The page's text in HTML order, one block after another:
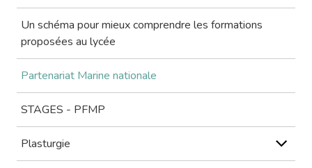
Un schéma pour mieux comprendre les formations
proposées au lycée
Partenariat Marine nationale
STAGES - PFMP
Plasturgie